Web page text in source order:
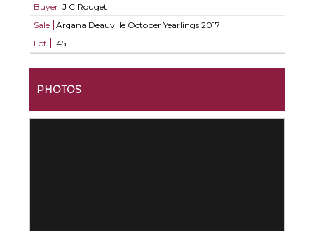
Buyer J C Rouget
Sale
Arqana Deauville October Yearlings 2017
Lot
145
PHOTOS